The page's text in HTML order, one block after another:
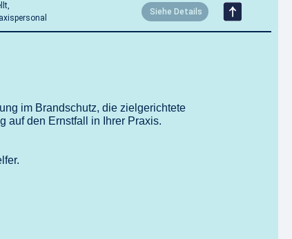
im Brandschutz, die zielgerichtete
auf den Ernstfall in Ihrer Praxis.